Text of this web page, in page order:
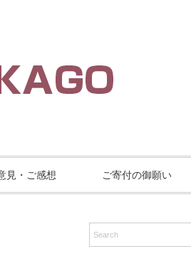
見・ご感想 ご寄付の御願い